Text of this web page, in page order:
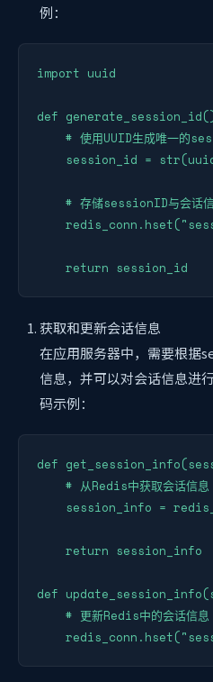
例：
import uuid
def
# 使用UUID生成唯一的
session_id =
# 存储sessionID与会话
    return session_id
获取和更新会话信息
在应用服务器中，需要根据
信息，并可以对会话信息进
码示例：
def
    # 从Redis中获取会话信息
session_info =
    return session_info
def
    # 更新Redis中的会话信息